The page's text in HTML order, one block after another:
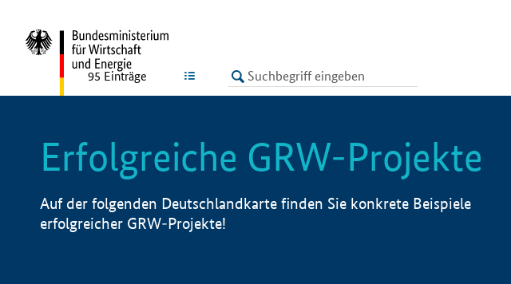
LISTE
95 Einträge
Erfolgreiche GRW-Projekte
Auf der folgenden Deutschlandkarte finden Sie konkrete Beispiele
erfolgreicher GRW-Projekte!